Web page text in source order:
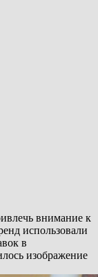
внимание к
использовали
в
изображение